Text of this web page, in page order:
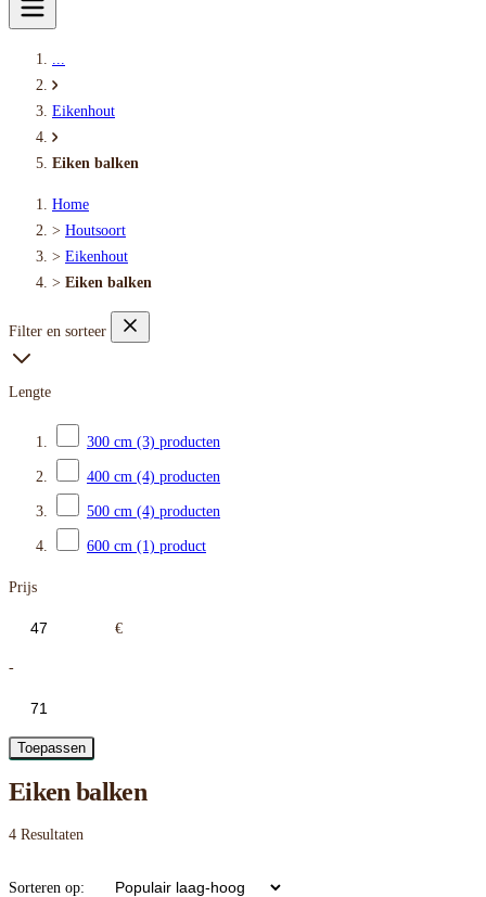
...
Eikenhout
Eiken balken
Home
> Houtsoort
> Eikenhout
> Eiken balken
Filter en sorteer
Lengte
300 cm (3) producten
400 cm (4) producten
500 cm (4) producten
600 cm (1) product
Prijs
€
-
Toepassen
Eiken balken
4 Resultaten
Sorteren op: